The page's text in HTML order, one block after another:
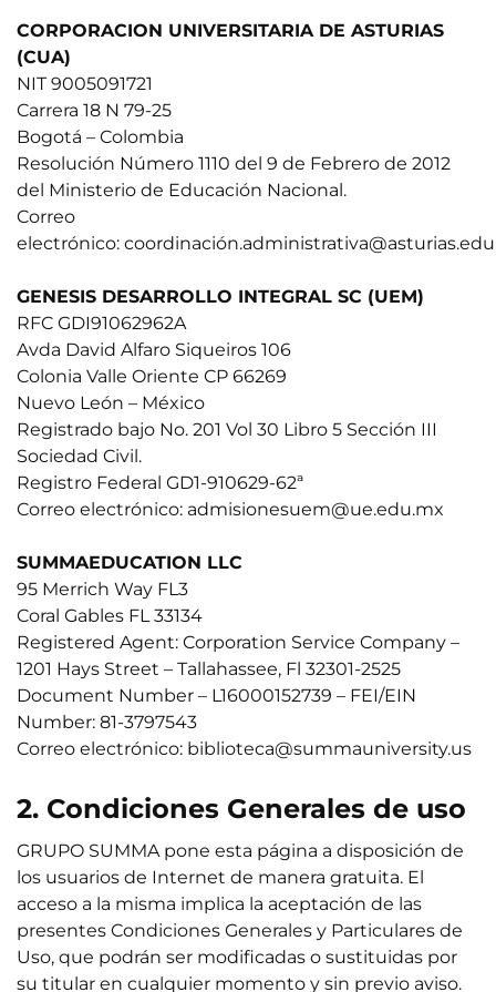
CORPORACION UNIVERSITARIA DE ASTURIAS
(CUA)
NIT 9005091721
Carrera 18 N 79-25
Bogotá – Colombia
Resolución Número 1110 del 9 de Febrero de 2012
del Ministerio de Educación Nacional.
Correo
electrónico: coordinació
GENESIS DESARROLLO INTEGRAL SC (UEM)
RFC GDI91062962A
Avda David Alfaro Siqueiros 106
Colonia Valle Oriente CP 66269
Nuevo León – México
Registrado bajo No. 201 Vol 30 Libro 5 Sección III
Sociedad Civil.
Registro Federal GD1-910629-62ª
Correo electrónico: admisionesuem@ue.edu.mx
SUMMAEDUCATION LLC
95 Merrich Way FL3
Coral Gables FL 33134
Registered Agent: Corporation Service Company –
1201 Hays Street – Tallahassee, Fl 32301-2525
Document Number – L16000152739 – FEI/EIN
Number: 81-3797543
Correo electrónico: biblioteca@summauniversity.us
2. Condiciones Generales de uso
GRUPO SUMMA pone esta página a disposición de
los usuarios de Internet de manera gratuita. El
acceso a la misma implica la aceptación de las
presentes Condiciones Generales y Particulares de
Uso, que podrán ser modificadas o sustituidas por
su titular en cualquier momento y sin previo aviso.